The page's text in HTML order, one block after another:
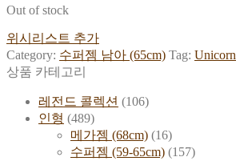
Out of stock
위시리스트 추가
Category: 수퍼젬 남아 (65cm) Tag: Unicorn
상품 카테고리
레전드 콜렉션 (106)
인형 (489)
메가젬 (68cm) (16)
수퍼젬 (59-65cm) (157)